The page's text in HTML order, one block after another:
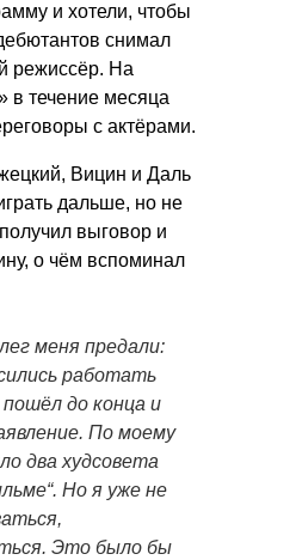
и хотели, чтобы
снимал
режиссёр. На
течение месяца
с актёрами.
Вицин и Даль
дальше, но не
выговор и
о чём вспоминал
меня предали:
работать
до конца и
По моему
два худсовета
Но я уже не
Это было бы